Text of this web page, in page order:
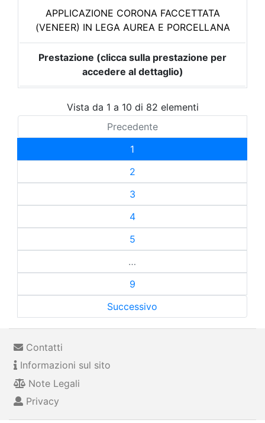
APPLICAZIONE CORONA FACCETTATA
(VENEER) IN LEGA AUREA E PORCELLANA
Prestazione (clicca sulla prestazione per
accedere al dettaglio)
Vista da 1 a 10 di 82 elementi
Precedente
1
2
3
4
5
…
9
Successivo
Contatti
Informazioni sul sito
Note Legali
Privacy